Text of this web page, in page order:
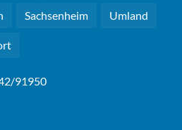
Sachsenheim Umland
91950